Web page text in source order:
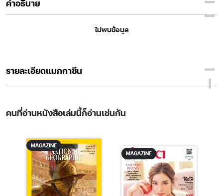
คำอธิบาย
ไม่พบข้อมูล
รายละเอียดแมกกาซีน
คนที่อ่านหนังสือเล่มนี้ก็อ่านเช่นกัน
MAGAZINE
MAGAZINE